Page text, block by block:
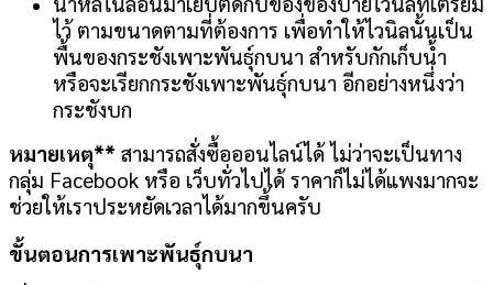
ไว้ ตามขนาดตามที่ต้องการ เพื่อทำให้ไวนิลนั้นเป็น
พื้นของกระชังเพาะพันธุ์กบนา สำหรับกักเก็บน้ำ
หรือจะเรียกกระชังเพาะพันธุ์กบนา อีกอย่างหนึ่งว่า
กระชังบก
หมายเหตุ** สามารถสั่งซื้อออนไลน์ได้ ไม่ว่าจะเป็นทาง
กลุ่ม Facebook หรือ เว็บทั่วไปได้ ราคาก็ไม่ได้แพงมากจะ
ช่วยให้เราประหยัดเวลาได้มากขึ้นครับ
ขั้นตอนการเพาะพันธุ์กบนา